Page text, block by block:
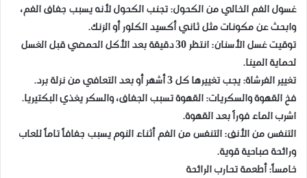
​غسول الفم الخالي من الكحول: تجنب الكحول لأنه يسبب جفاف الفم،
وابحث عن مكونات مثل ثاني أكسيد الكلور أو الزنك.
​توقيت غسل الأسنان: انتظر 30 دقيقة بعد الأكل الحمضي قبل الغسل
لحماية المينا.
​تغيير الفرشاة: يجب تغييرها كل 3 أشهر أو بعد التعافي من نزلة برد.
​فخ القهوة والسكريات: القهوة تسبب الجفاف، والسكر يغذي البكتيريا.
اشرب الماء فوراً بعد القهوة.
​التنفس من الأنف: التنفس من الفم أثناء النوم يسبب جفافاً تاماً للعاب
ورائحة صباحية قوية.
​خامساً: أطعمة تحارب الرائحة